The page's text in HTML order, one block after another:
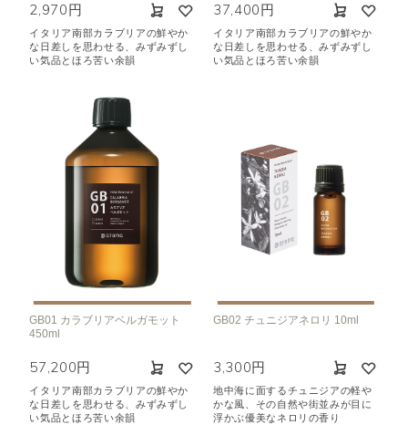
おもてなし
シトラス
ラベンダー ウッド
エキゾチック
ヒノキ
2,970円
イタリア南部カラブリアの鮮やか
な日差しを思わせる、みずみずし
い気品とほろ苦い余韻
37,400円
イタリア南部カラブリアの鮮やか
な日差しを思わせる、みずみずし
い気品とほろ苦い余韻
GB01 カラブリアベルガモット
450ml
57,200円
イタリア南部カラブリアの鮮やか
な日差しを思わせる、みずみずし
い気品とほろ苦い余韻
GB02 チュニジアネロリ 10ml
3,300円
地中海に面するチュニジアの軽や
かな風、その自然や街並みが目に
浮かぶ優美なネロリの香り